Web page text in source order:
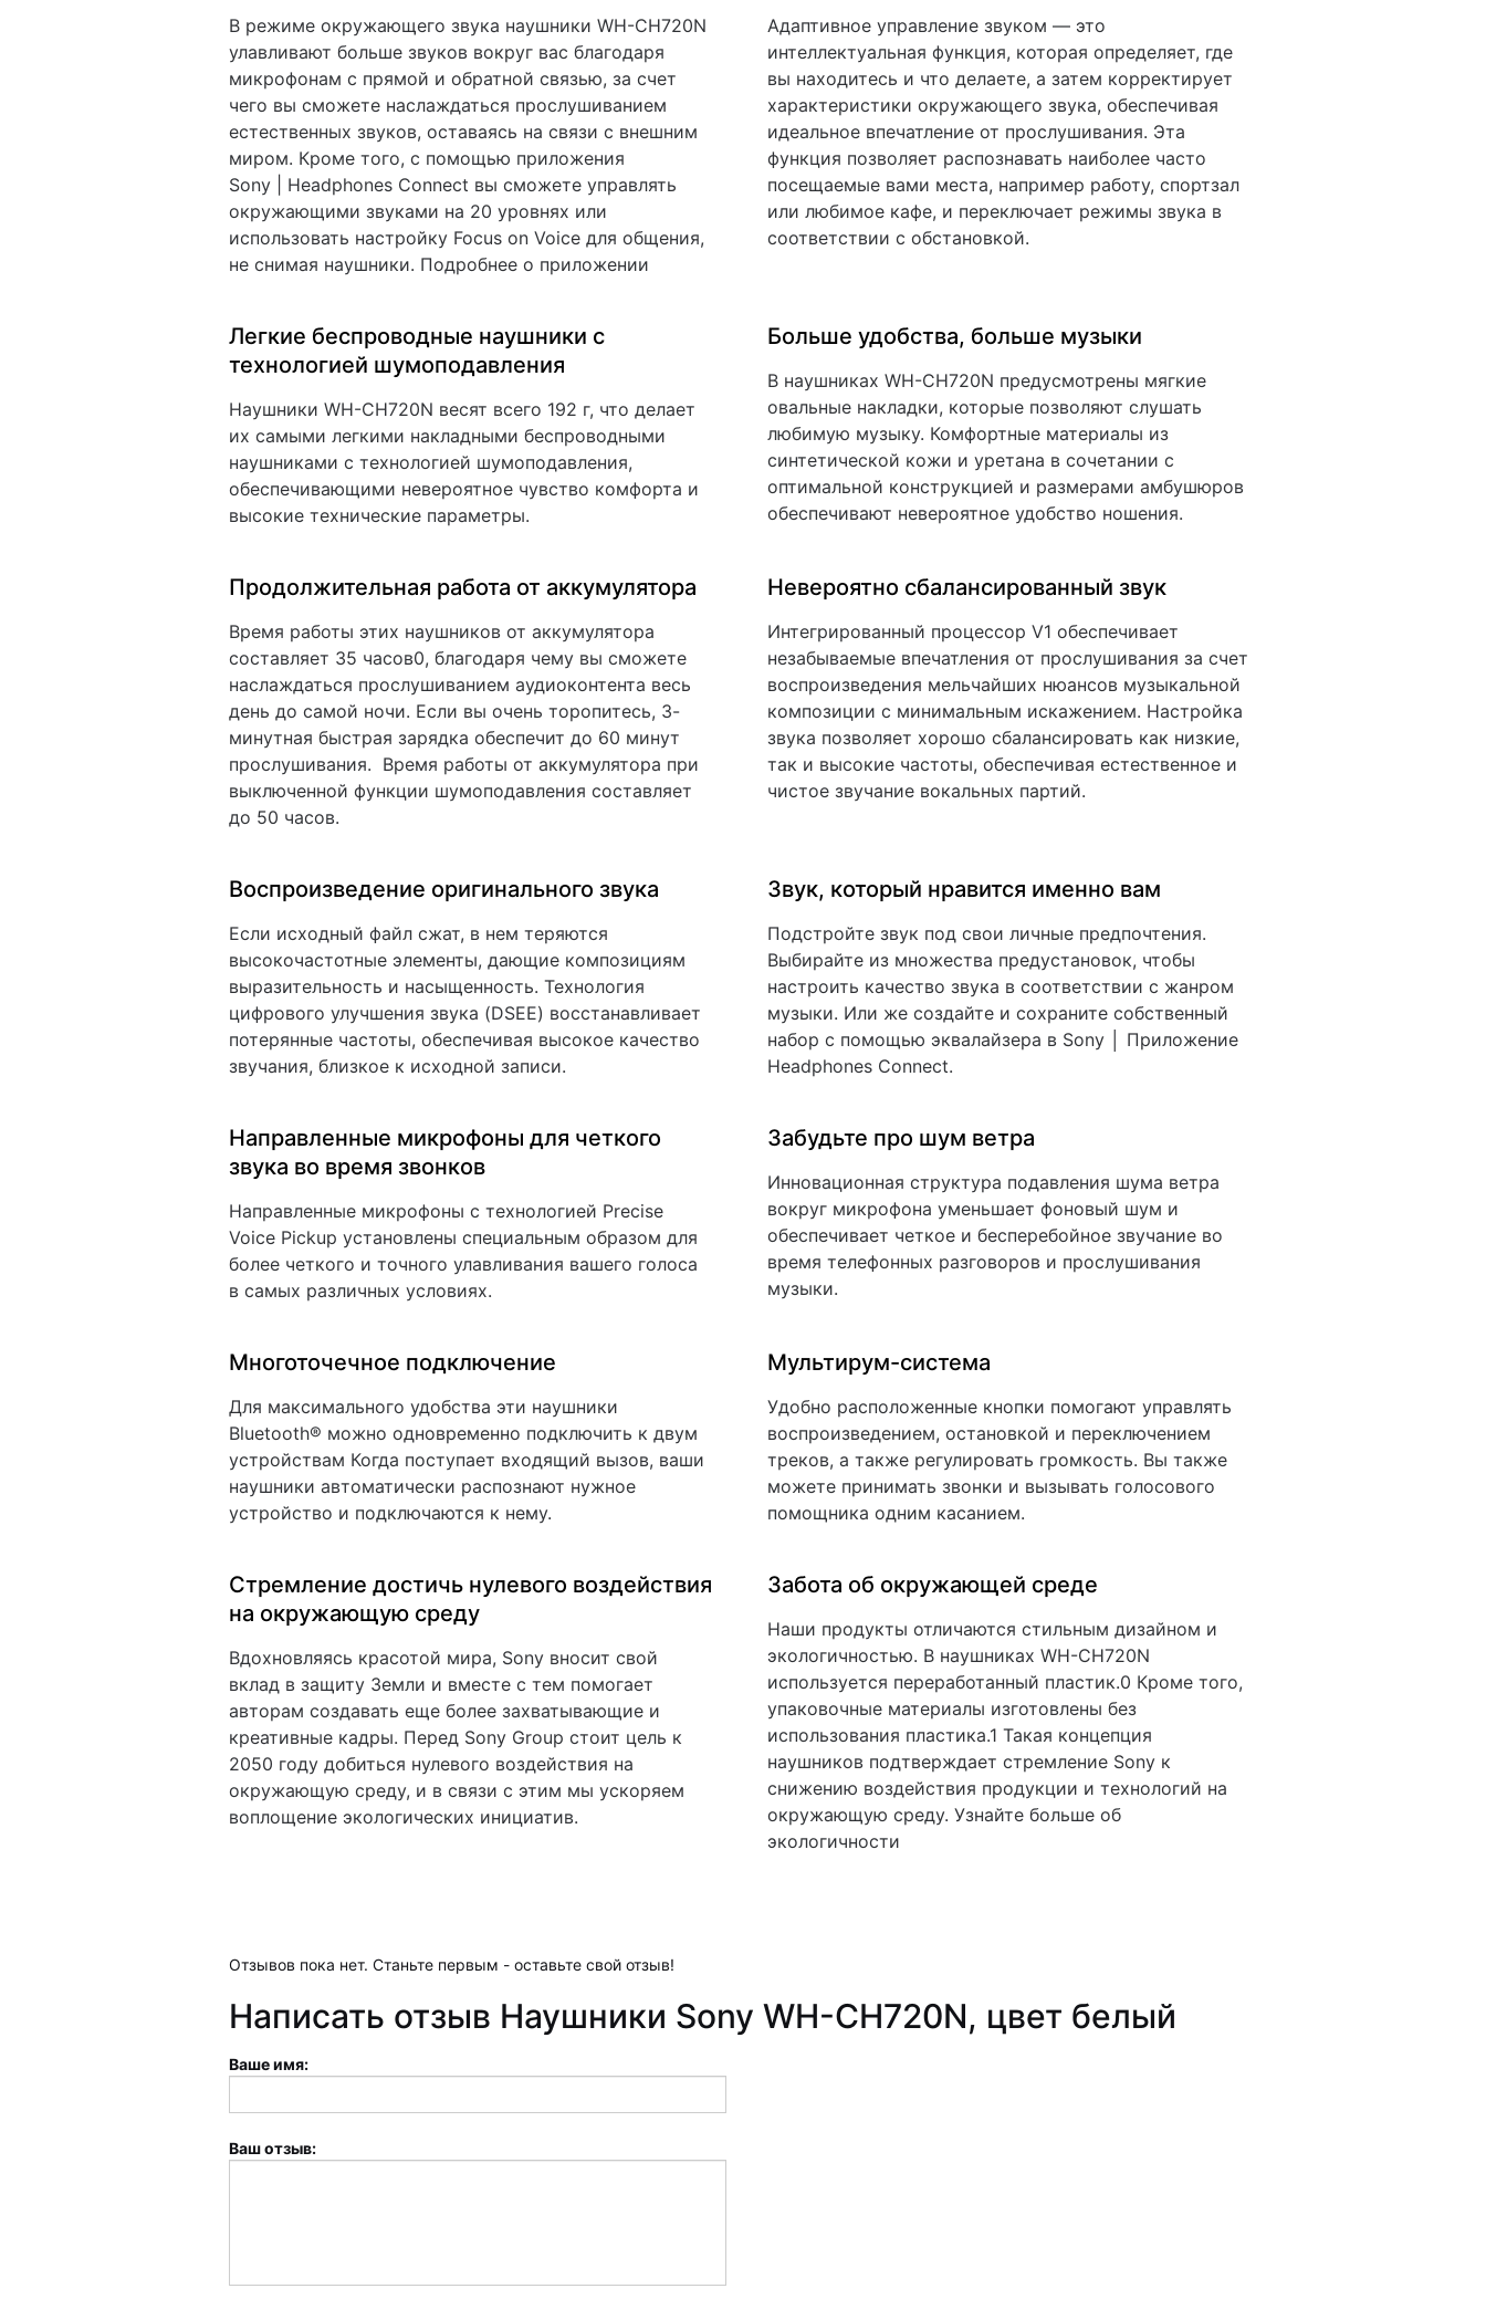
В режиме окружающего звука наушники WH-CH720N
улавливают больше звуков вокруг вас благодаря
микрофонам с прямой и обратной связью, за счет
чего вы сможете наслаждаться прослушиванием
естественных звуков, оставаясь на связи с внешним
миром. Кроме того, с помощью приложения
Sony | Headphones Connect вы сможете управлять
окружающими звуками на 20 уровнях или
использовать настройку Focus on Voice для общения,
не снимая наушники. Подробнее о приложении
Адаптивное управление звуком — это
интеллектуальная функция, которая определяет, где
вы находитесь и что делаете, а затем корректирует
характеристики окружающего звука, обеспечивая
идеальное впечатление от прослушивания. Эта
функция позволяет распознавать наиболее часто
посещаемые вами места, например работу, спортзал
или любимое кафе, и переключает режимы звука в
соответствии с обстановкой.
Легкие беспроводные наушники с
технологией шумоподавления
Наушники WH-CH720N весят всего 192 г, что делает
их самыми легкими накладными беспроводными
наушниками с технологией шумоподавления,
обеспечивающими невероятное чувство комфорта и
высокие технические параметры.
Больше удобства, больше музыки
В наушниках WH-CH720N предусмотрены мягкие
овальные накладки, которые позволяют слушать
любимую музыку. Комфортные материалы из
синтетической кожи и уретана в сочетании с
оптимальной конструкцией и размерами амбушюров
обеспечивают невероятное удобство ношения.
Продолжительная работа от аккумулятора
Время работы этих наушников от аккумулятора
составляет 35 часов0, благодаря чему вы сможете
наслаждаться прослушиванием аудиоконтента весь
день до самой ночи. Если вы очень торопитесь, 3-
минутная быстрая зарядка обеспечит до 60 минут
прослушивания. Время работы от аккумулятора при
выключенной функции шумоподавления составляет
до 50 часов.
Невероятно сбалансированный звук
Интегрированный процессор V1 обеспечивает
незабываемые впечатления от прослушивания за счет
воспроизведения мельчайших нюансов музыкальной
композиции с минимальным искажением. Настройка
звука позволяет хорошо сбалансировать как низкие,
так и высокие частоты, обеспечивая естественное и
чистое звучание вокальных партий.
Воспроизведение оригинального звука
Если исходный файл сжат, в нем теряются
высокочастотные элементы, дающие композициям
выразительность и насыщенность. Технология
цифрового улучшения звука (DSEE) восстанавливает
потерянные частоты, обеспечивая высокое качество
звучания, близкое к исходной записи.
Звук, который нравится именно вам
Подстройте звук под свои личные предпочтения.
Выбирайте из множества предустановок, чтобы
настроить качество звука в соответствии с жанром
музыки. Или же создайте и сохраните собственный
набор с помощью эквалайзера в Sony │ Приложение
Headphones Connect.
Направленные микрофоны для четкого
звука во время звонков
Направленные микрофоны с технологией Precise
Voice Pickup установлены специальным образом для
более четкого и точного улавливания вашего голоса
в самых различных условиях.
Забудьте про шум ветра
Инновационная структура подавления шума ветра
вокруг микрофона уменьшает фоновый шум и
обеспечивает четкое и бесперебойное звучание во
время телефонных разговоров и прослушивания
музыки.
Многоточечное подключение
Для максимального удобства эти наушники
Bluetooth® можно одновременно подключить к двум
устройствам Когда поступает входящий вызов, ваши
наушники автоматически распознают нужное
устройство и подключаются к нему.
Мультирум-система
Удобно расположенные кнопки помогают управлять
воспроизведением, остановкой и переключением
треков, а также регулировать громкость. Вы также
можете принимать звонки и вызывать голосового
помощника одним касанием.
Стремление достичь нулевого воздействия
на окружающую среду
Вдохновляясь красотой мира, Sony вносит свой
вклад в защиту Земли и вместе с тем помогает
авторам создавать еще более захватывающие и
креативные кадры. Перед Sony Group стоит цель к
2050 году добиться нулевого воздействия на
окружающую среду, и в связи с этим мы ускоряем
воплощение экологических инициатив.
Забота об окружающей среде
Наши продукты отличаются стильным дизайном и
экологичностью. В наушниках WH-CH720N
используется переработанный пластик.0 Кроме того,
упаковочные материалы изготовлены без
использования пластика.1 Такая концепция
наушников подтверждает стремление Sony к
снижению воздействия продукции и технологий на
окружающую среду. Узнайте больше об
экологичности
Отзывов пока нет. Станьте первым - оставьте свой отзыв!
Написать отзыв Наушники Sony WH-CH720N, цвет белый
Ваше имя:
Ваш отзыв: